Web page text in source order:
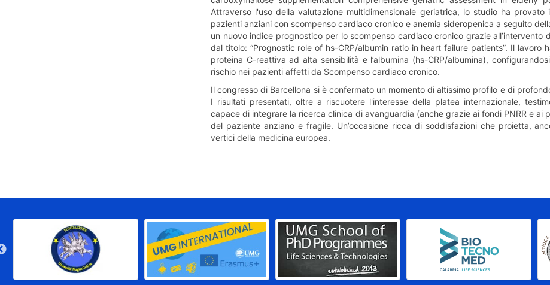
Attraverso l'uso della valutazione multidimensionale geriatrica, lo studio ha
pazienti anziani con scompenso cardiaco cronico e anemia sideropenica a seguito
un nuovo indice prognostico per lo scompenso cardiaco cronico grazie all’intervento
dal titolo: “Prognostic role of hs-CRP/albumin ratio in heart failure patients”. Il
proteina C-reattiva ad alta sensibilità e l’albumina (hs-CRP/albumina),
rischio nei pazienti affetti da Scompenso cardiaco cronico.
Il congresso di Barcellona si è confermato un momento di altissimo profilo e di
I risultati presentati, oltre a riscuotere l'interesse della platea internazionale,
capace di integrare la ricerca clinica di avanguardia (anche grazie ai fondi PNRR e
del paziente anziano e fragile. Un’occasione ricca di soddisfazioni che proietta,
vertici della medicina europea.